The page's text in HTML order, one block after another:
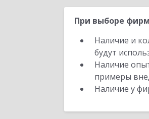
При выборе
Наличие и
будут
Наличие
примеры
Наличие у